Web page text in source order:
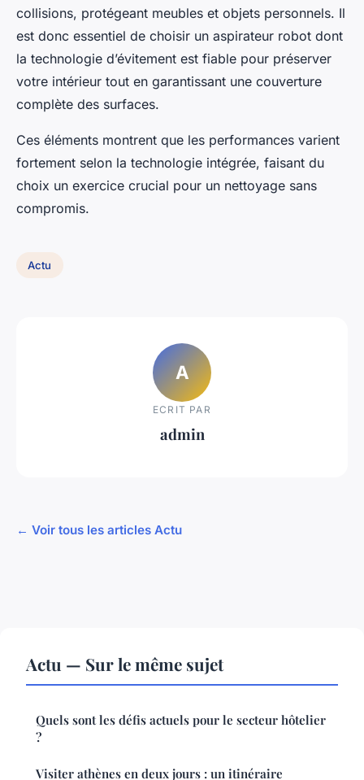
collisions, protégeant meubles et objets personnels. Il
est donc essentiel de choisir un aspirateur robot dont
la technologie d’évitement est fiable pour préserver
votre intérieur tout en garantissant une couverture
complète des surfaces.
Ces éléments montrent que les performances varient
fortement selon la technologie intégrée, faisant du
choix un exercice crucial pour un nettoyage sans
compromis.
Actu
A
ECRIT PAR
admin
← Voir tous les articles Actu
Actu — Sur le même sujet
Quels sont les défis actuels pour le secteur hôtelier
?
Visiter athènes en deux jours : un itinéraire